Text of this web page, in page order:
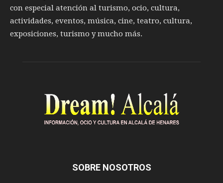
con especial atención al turismo, ocio, cultura,
actividades, eventos, música, cine, teatro, cultura,
exposiciones, turismo y mucho más.
SOBRE NOSOTROS